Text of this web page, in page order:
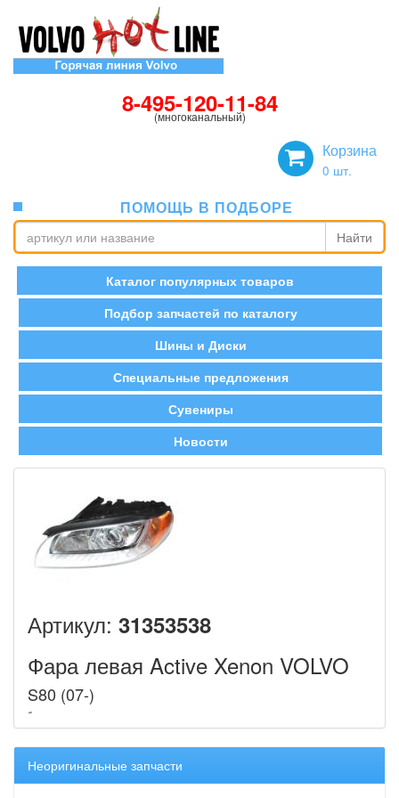
8-495-120-11-84
(многоканальный)
Корзина
0 шт.
ПОМОЩЬ В ПОДБОРЕ
Найти
Каталог популярных товаров
Подбор запчастей по каталогу
Шины и Диски
Специальные предложения
Сувениры
Новости
Артикул: 31353538
Фара левая Active Xenon VOLVO
S80 (07-)
Неоригинальные запчасти